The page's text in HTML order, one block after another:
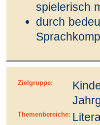
spielerisch
durch
Zielgruppe:
Themenbereiche: